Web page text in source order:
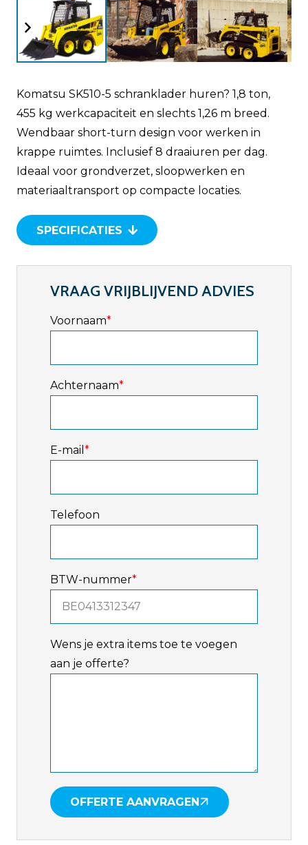
Komatsu SK510-5 schranklader huren? 1,8 ton,
455 kg werkcapaciteit en slechts 1,26 m breed.
Wendbaar short-turn design voor werken in
krappe ruimtes. Inclusief 8 draaiuren per dag.
Ideaal voor grondverzet, sloopwerken en
materiaaltransport op compacte locaties.
SPECIFICATIES
VRAAG VRIJBLIJVEND ADVIES
Voornaam*
Achternaam*
E-mail *
Telefoon
BTW-nummer*
Wens je extra items toe te voegen
aan je offerte?
OFFERTE AANVRAGEN